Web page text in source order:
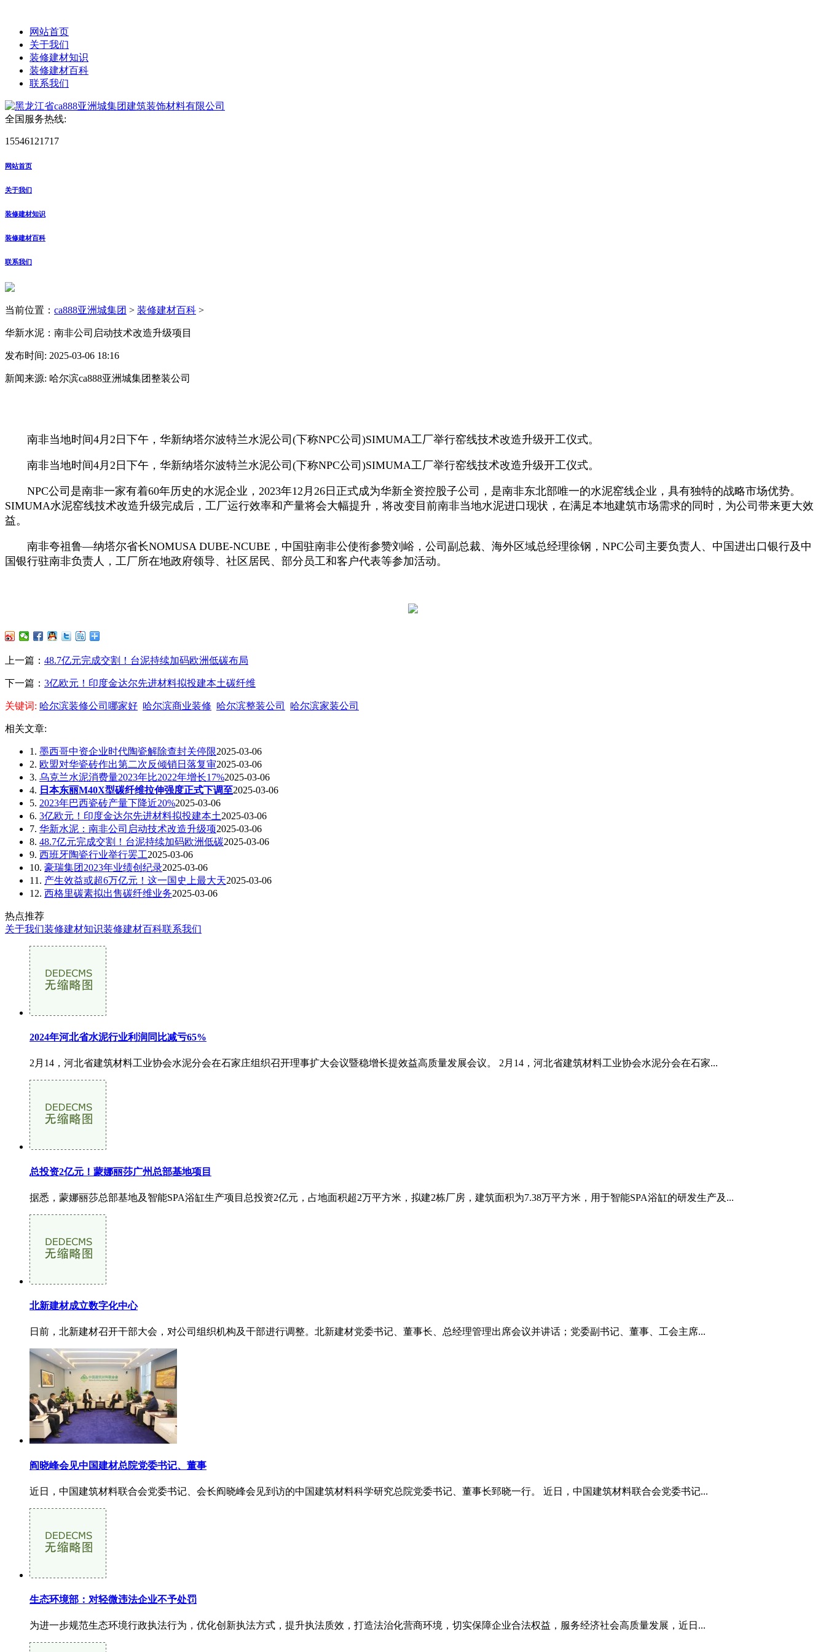
网站首页
关于我们
装修建材知识
装修建材百科
联系我们
全国服务热线:
15546121717
网站首页
关于我们
装修建材知识
装修建材百科
联系我们
当前位置： ca888亚洲城集团 > 装修建材百科 >
华新水泥：南非公司启动技术改造升级项目
发布时间: 2025-03-06 18:16
新闻来源: 哈尔滨ca888亚洲城集团整装公司
南非当地时间4月2日下午，华新纳塔尔波特兰水泥公司(下称NPC公司)SIMUMA工厂举行窑线技术改造升级开工仪式。
南非当地时间4月2日下午，华新纳塔尔波特兰水泥公司(下称NPC公司)SIMUMA工厂举行窑线技术改造升级开工仪式。
NPC公司是南非一家有着60年历史的水泥企业，2023年12月26日正式成为华新全资控股子公司，是南非东北部唯一的水泥窑线企业，具有独特的战略市场优势。
SIMUMA水泥窑线技术改造升级完成后，工厂运行效率和产量将会大幅提升，将改变目前南非当地水泥进口现状，在满足本地建筑市场需求的同时，为公司带来更大效
益。
南非夸祖鲁—纳塔尔省长NOMUSA DUBE-NCUBE，中国驻南非公使衔参赞刘峪，公司副总裁、海外区域总经理徐钢，NPC公司主要负责人、中国进出口银行及中
国银行驻南非负责人，工厂所在地政府领导、社区居民、部分员工和客户代表等参加活动。
上一篇： 48.7亿元完成交割！台泥持续加码欧洲低碳布局
下一篇： 3亿欧元！印度金达尔先进材料拟投建本土碳纤维
关键词: 哈尔滨装修公司哪家好 哈尔滨商业装修 哈尔滨整装公司 哈尔滨家装公司
相关文章:
1. 墨西哥中资企业时代陶瓷解除查封关停限2025-03-06
2. 欧盟对华瓷砖作出第二次反倾销日落复审2025-03-06
3. 乌克兰水泥消费量2023年比2022年增长17%2025-03-06
4. 日本东丽M40X型碳纤维拉伸强度正式下调至2025-03-06
5. 2023年巴西瓷砖产量下降近20%2025-03-06
6. 3亿欧元！印度金达尔先进材料拟投建本土2025-03-06
7. 华新水泥：南非公司启动技术改造升级项2025-03-06
8. 48.7亿元完成交割！台泥持续加码欧洲低碳2025-03-06
9. 西班牙陶瓷行业举行罢工2025-03-06
10. 豪瑞集团2023年业绩创纪录2025-03-06
11. 产生效益或超6万亿元！这一国史上最大天2025-03-06
12. 西格里碳素拟出售碳纤维业务2025-03-06
热点推荐
关于我们装修建材知识装修建材百科联系我们
2024年河北省水泥行业利润同比减亏65%
2月14，河北省建筑材料工业协会水泥分会在石家庄组织召开理事扩大会议暨稳增长提效益高质量发展会议。 2月14，河北省建筑材料工业协会水泥分会在石家...
总投资2亿元！蒙娜丽莎广州总部基地项目
据悉，蒙娜丽莎总部基地及智能SPA浴缸生产项目总投资2亿元，占地面积超2万平方米，拟建2栋厂房，建筑面积为7.38万平方米，用于智能SPA浴缸的研发生产及...
北新建材成立数字化中心
日前，北新建材召开干部大会，对公司组织机构及干部进行调整。北新建材党委书记、董事长、总经理管理出席会议并讲话；党委副书记、董事、工会主席...
阎晓峰会见中国建材总院党委书记、董事
近日，中国建筑材料联合会党委书记、会长阎晓峰会见到访的中国建筑材料科学研究总院党委书记、董事长郅晓一行。 近日，中国建筑材料联合会党委书记...
生态环境部：对轻微违法企业不予处罚
为进一步规范生态环境行政执法行为，优化创新执法方式，提升执法质效，打造法治化营商环境，切实保障企业合法权益，服务经济社会高质量发展，近日...